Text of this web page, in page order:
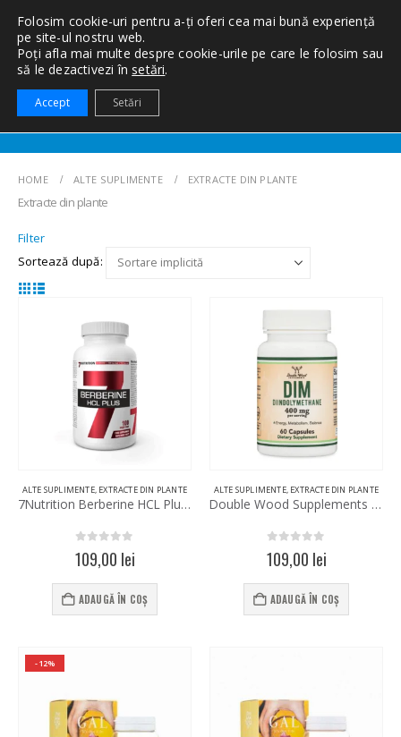
HOME ALTE SUPLIMENTE EXTRACTE DIN PLANTE
Extracte din plante
Filter
Sortează după:
ALTE SUPLIMENTE, EXTRACTE DIN PLANTE
7Nutrition Berberine HCL Plus 100 Vege Caps
0 out of 5
109,00 lei
ADAUGĂ ÎN COȘ
ALTE SUPLIMENTE, EXTRACTE DIN PLANTE
Double Wood Supplements DIM 400mg 60 Capsules
0 out of 5
109,00 lei
ADAUGĂ ÎN COȘ
-12%
Folosim cookie-uri pentru a-ți oferi cea mai bună experiență
pe site-ul nostru web.
Poți afla mai multe despre cookie-urile pe care le folosim sau
să le dezactivezi în setări.
Accept Setări